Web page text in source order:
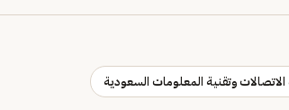
الاتصالات وتقنية المعلومات السعودية